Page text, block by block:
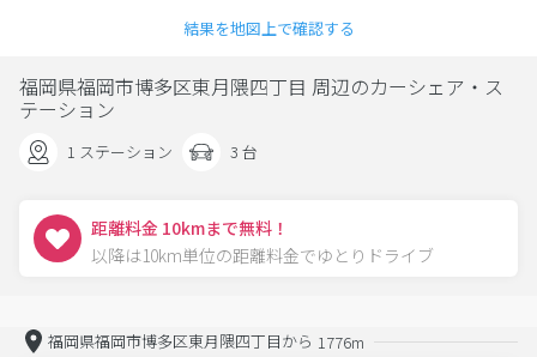
結果を地図上で確認する
福岡県福岡市博多区東月隈四丁目 周辺のカーシェア・ス
テーション
1 ステーション 3 台
距離料金 10kmまで無料！
以降は10km単位の距離料金でゆとりドライブ
福岡県福岡市博多区東月隈四丁目から 1776m